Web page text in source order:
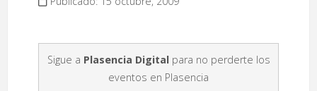
Sigue a Plasencia Digitalpara no perderte los
eventos en Plasencia